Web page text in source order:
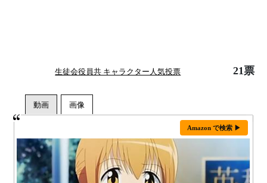
生徒会役員共 キャラクター人気投票 21票
Amazon で検索 ▶